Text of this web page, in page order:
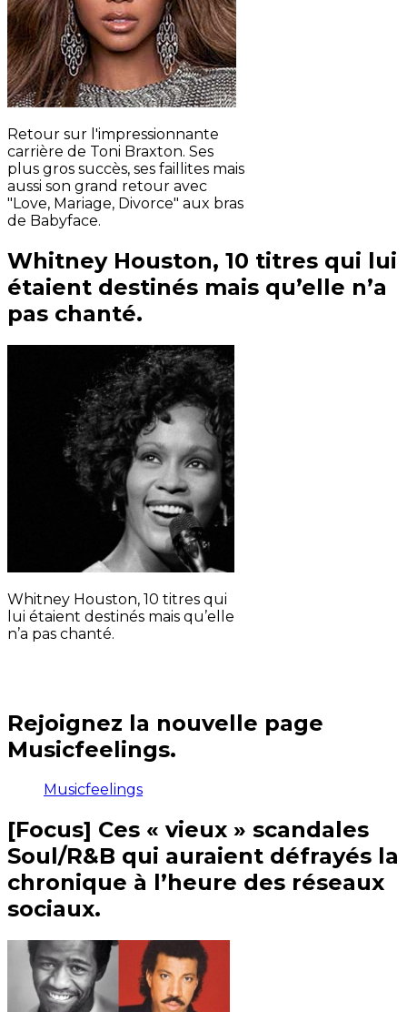
Retour sur l'impressionnante
carrière de Toni Braxton. Ses
plus gros succès, ses faillites mais
aussi son grand retour avec
"Love, Mariage, Divorce" aux bras
de Babyface.
Whitney Houston, 10 titres qui lui
étaient destinés mais qu’elle n’a
pas chanté.
Whitney Houston, 10 titres qui
lui étaient destinés mais qu’elle
n’a pas chanté.
Rejoignez la nouvelle page
Musicfeelings.
Musicfeelings
[Focus] Ces « vieux » scandales
Soul/R&B qui auraient défrayés la
chronique à l’heure des réseaux
sociaux.